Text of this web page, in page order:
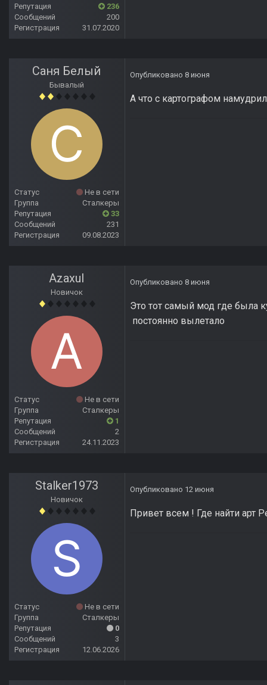
Репутация
236
Сообщений
200
Регистрация
31.07.2020
Саня Белый
Бывалый
Статус
Не в сети
Группа
Сталкеры
Репутация
33
Сообщений
231
Регистрация
09.08.2023
Опубликовано 8 июня
А что с картографом
Azaxul
Новичок
Статус
Не в сети
Группа
Сталкеры
Репутация
1
Сообщений
2
Регистрация
24.11.2023
Опубликовано 8 июня
Это тот самый мод где была
постоянно вылетало
Stalker1973
Новичок
Статус
Не в сети
Группа
Сталкеры
Репутация
0
Сообщений
3
Регистрация
12.06.2026
Опубликовано 12 июня
Привет всем ! Где найти арт